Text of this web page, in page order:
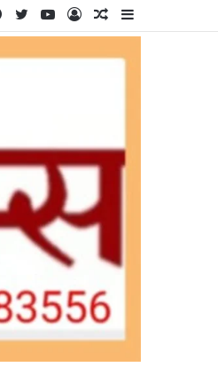
Sidebar
Random
Log
YouTube
Twitter
Facebook